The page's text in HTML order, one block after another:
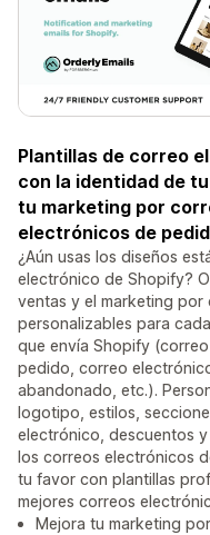
Plantillas de correo
con la identidad de
tu marketing por
electrónicos de
¿Aún usas los diseños
electrónico de Shopify?
ventas y el marketing
personalizables para
que envía Shopify
pedido, correo
abandonado, etc.).
logotipo, estilos,
electrónico, descuentos
los correos electrónicos
tu favor con plantillas
mejores correos
Mejora tu marketing